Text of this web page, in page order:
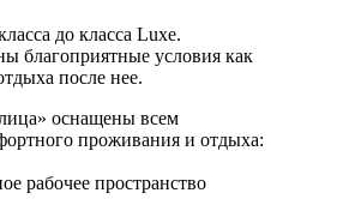
до класса Luxe.
благоприятные условия как
после нее.
оснащены всем
проживания и отдыха:
рабочее пространство